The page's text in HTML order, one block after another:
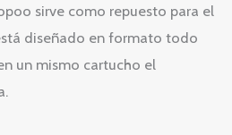
sirve como repuesto para el
diseñado en formato todo
un mismo cartucho el